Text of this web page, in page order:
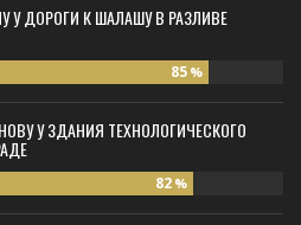
У ДОРОГИ К ШАЛАШУ В РАЗЛИВЕ
85 %
У ЗДАНИЯ ТЕХНОЛОГИЧЕСКОГО
82 %